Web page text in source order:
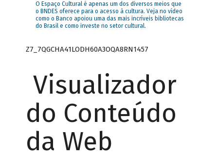
O Espaço Cultural é apenas um dos diversos meios que
o BNDES oferece para o acesso à cultura. Veja no vídeo
como o Banco apoiou uma das mais incríveis bibliotecas
do Brasil e como investe no setor cultural.
Z7_7QGCHA41LODH60A3OQA8RN1457
Visualizador
do Conteúdo
da Web